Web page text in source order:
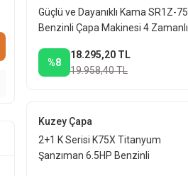
Güçlü ve Dayanıklı Kama SR1Z-75
Benzinli Çapa Makinesi 4 Zamanlı
%8
18.295,20 TL
19.958,40 TL
Kuzey Çapa
2+1 K Serisi K75X Titanyum
Şanzıman 6.5HP Benzinli